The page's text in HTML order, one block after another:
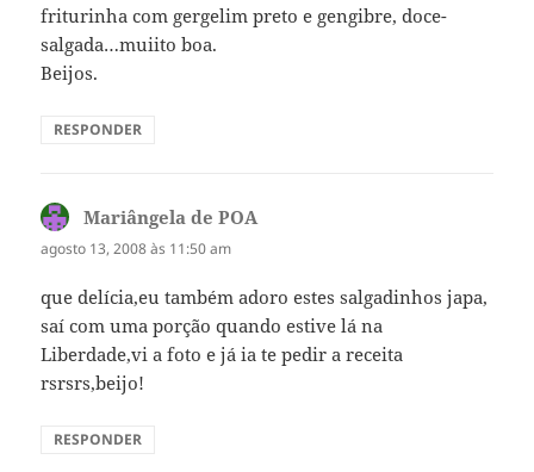
friturinha com gergelim preto e gengibre, doce-
salgada…muiito boa.
Beijos.
RESPONDER
Mariângela de POAdisse:
agosto 13, 2008 às 11:50 am
que delícia,eu também adoro estes salgadinhos japa,
saí com uma porção quando estive lá na
Liberdade,vi a foto e já ia te pedir a receita
rsrsrs,beijo!
RESPONDER